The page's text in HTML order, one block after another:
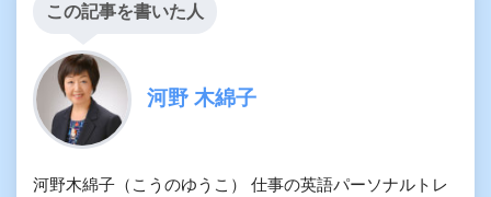
この記事を書いた人
河野 木綿子
河野木綿子（こうのゆうこ） 仕事の英語パーソナルトレ